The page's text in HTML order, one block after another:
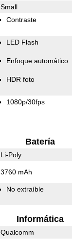
Small
Contraste
LED Flash
Enfoque automático
HDR foto
1080p/30fps
Batería
Li-Poly
3760 mAh
No extraíble
Informática
Qualcomm